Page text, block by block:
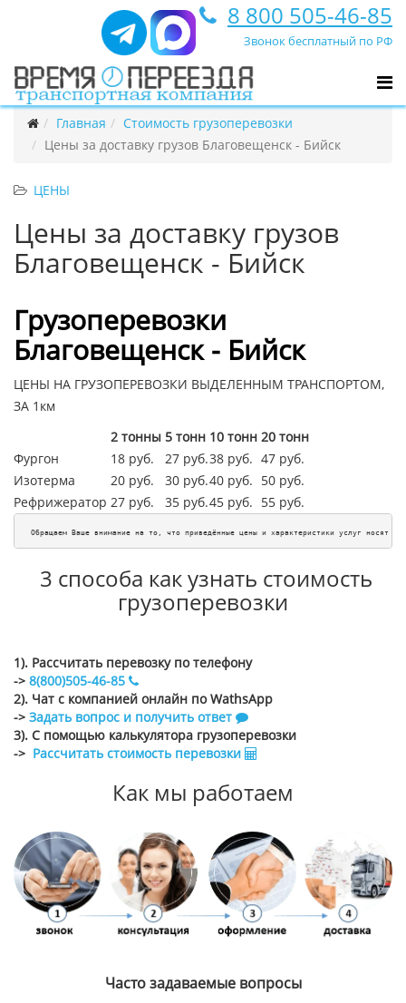
8 800 505-46-85
Звонок бесплатный по РФ
Главная
Стоимость грузоперевозки
Цены за доставку грузов Благовещенск - Бийск
ЦЕНЫ
Цены за доставку грузов
Благовещенск - Бийск
Грузоперевозки
Благовещенск - Бийск
ЦЕНЫ НА ГРУЗОПЕРЕВОЗКИ ВЫДЕЛЕННЫМ ТРАНСПОРТОМ,
ЗА 1км
2 тонны 5 тонн 10 тонн 20 тонн
Фургон
18 руб. 27 руб.38 руб. 47 руб.
Изотерма
20 руб. 30 руб.40 руб. 50 руб.
Рефрижератор 27 руб. 35 руб.45 руб. 55 руб.
Обращаем Ваше внимание на то, что приведённые цены и характеристики услуг носят
3 способа как узнать стоимость
грузоперевозки
1). Рассчитать перевозку по телефону
-> 8(800)505-46-85
2). Чат с компанией онлайн по WathsApp
-> Задать вопрос и получить ответ
3). С помощью калькулятора грузоперевозки
-> Рассчитать стоимость перевозки
Как мы работаем
Часто задаваемые вопросы